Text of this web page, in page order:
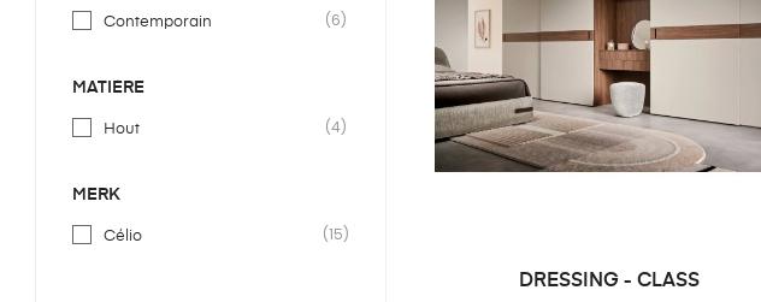
Contemporain (6)
MATIÈRE
Hout (4)
MERK
Célio (15)
DRESSING - CLASS